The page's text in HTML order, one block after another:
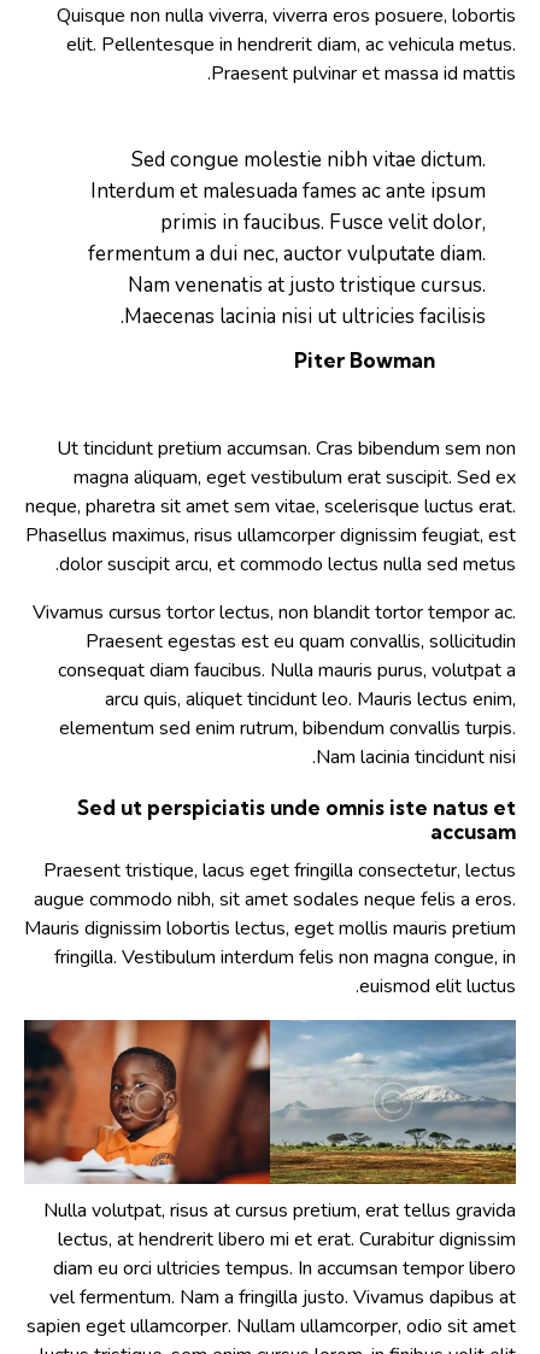
Quisque non nulla viverra, viverra eros posuere, lobortis
elit. Pellentesque in hendrerit diam, ac vehicula metus.
Praesent pulvinar et massa id mattis.
Sed congue molestie nibh vitae dictum.
Interdum et malesuada fames ac ante ipsum
primis in faucibus. Fusce velit dolor,
fermentum a dui nec, auctor vulputate diam.
Nam venenatis at justo tristique cursus.
Maecenas lacinia nisi ut ultricies facilisis.
Piter Bowman
Ut tincidunt pretium accumsan. Cras bibendum sem non
magna aliquam, eget vestibulum erat suscipit. Sed ex
neque, pharetra sit amet sem vitae, scelerisque luctus erat.
Phasellus maximus, risus ullamcorper dignissim feugiat, est
dolor suscipit arcu, et commodo lectus nulla sed metus.
Vivamus cursus tortor lectus, non blandit tortor tempor ac.
Praesent egestas est eu quam convallis, sollicitudin
consequat diam faucibus. Nulla mauris purus, volutpat a
arcu quis, aliquet tincidunt leo. Mauris lectus enim,
elementum sed enim rutrum, bibendum convallis turpis.
Nam lacinia tincidunt nisi.
Sed ut perspiciatis unde omnis iste natus et
accusam
Praesent tristique, lacus eget fringilla consectetur, lectus
augue commodo nibh, sit amet sodales neque felis a eros.
Mauris dignissim lobortis lectus, eget mollis mauris pretium
fringilla. Vestibulum interdum felis non magna congue, in
euismod elit luctus.
Nulla volutpat, risus at cursus pretium, erat tellus gravida
lectus, at hendrerit libero mi et erat. Curabitur dignissim
diam eu orci ultricies tempus. In accumsan tempor libero
vel fermentum. Nam a fringilla justo. Vivamus dapibus at
sapien eget ullamcorper. Nullam ullamcorper, odio sit amet